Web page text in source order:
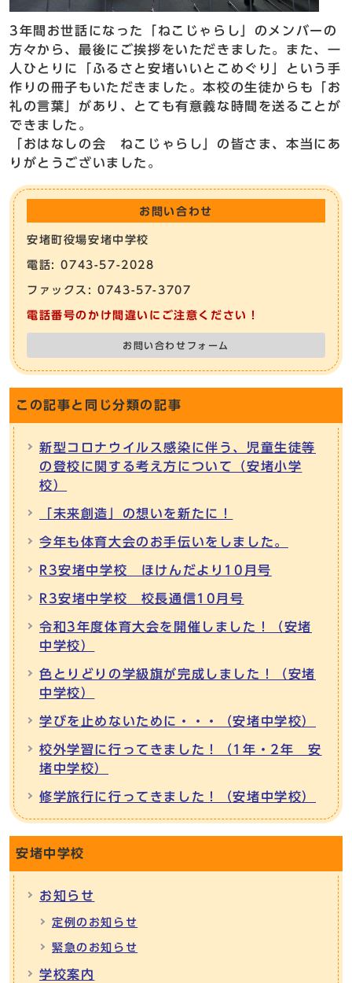
3年間お世話になった「ねこじゃらし」のメンバーの
方々から、最後にご挨拶をいただきました。また、一
人ひとりに「ふるさと安堵いいとこめぐり」という手
作りの冊子もいただきました。本校の生徒からも「お
礼の言葉」があり、とても有意義な時間を送ることが
できました。
「おはなしの会 ねこじゃらし」の皆さま、本当にあ
りがとうございました。
お問い合わせ
安堵町役場安堵中学校
電話: 0743-57-2028
ファックス: 0743-57-3707
電話番号のかけ間違いにご注意ください！
お問い合わせフォーム
この記事と同じ分類の記事
新型コロナウイルス感染に伴う、児童生徒等
の登校に関する考え方について（安堵小学
校）
「未来創造」の想いを新たに！
今年も体育大会のお手伝いをしました。
R3安堵中学校 ほけんだより10月号
R3安堵中学校 校長通信10月号
令和3年度体育大会を開催しました！（安堵
中学校）
色とりどりの学級旗が完成しました！（安堵
中学校）
学びを止めないために・・・（安堵中学校）
校外学習に行ってきました！（1年・2年 安
堵中学校）
修学旅行に行ってきました！（安堵中学校）
安堵中学校
お知らせ
定例のお知らせ
緊急のお知らせ
学校案内